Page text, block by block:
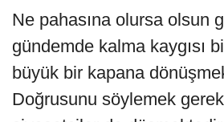
Ne pahasına olursa olsun
gündemde kalma kaygısı
büyük bir kapana
Doğrusunu söylemek